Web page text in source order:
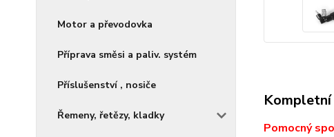
Motor a převodovka
Příprava směsi a paliv. systém
Příslušenství , nosiče
Řemeny, řetězy, kladky
Pomocný